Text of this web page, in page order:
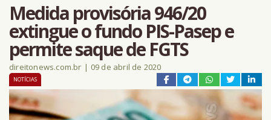
Medida provisória 946/20
extingue o fundo PIS-Pasep e
permite saque de FGTS
direitonews.com.br | 09 de abril de 2020
NOTÍCIAS